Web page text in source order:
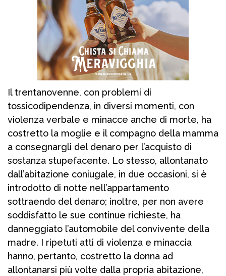
Il trentanovenne, con problemi di
tossicodipendenza, in diversi momenti, con
violenza verbale e minacce anche di morte, ha
costretto la moglie e il compagno della mamma
a consegnargli del denaro per l’acquisto di
sostanza stupefacente. Lo stesso, allontanato
dall’abitazione coniugale, in due occasioni, si è
introdotto di notte nell’appartamento
sottraendo del denaro; inoltre, per non avere
soddisfatto le sue continue richieste, ha
danneggiato l’automobile del convivente della
madre. I ripetuti atti di violenza e minaccia
hanno, pertanto, costretto la donna ad
allontanarsi più volte dalla propria abitazione,